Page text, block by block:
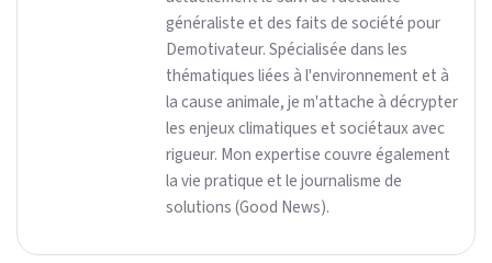
généraliste et des faits de société pour
Demotivateur. Spécialisée dans les
thématiques liées à l'environnement et à
la cause animale, je m'attache à décrypter
les enjeux climatiques et sociétaux avec
rigueur. Mon expertise couvre également
la vie pratique et le journalisme de
solutions (Good News).